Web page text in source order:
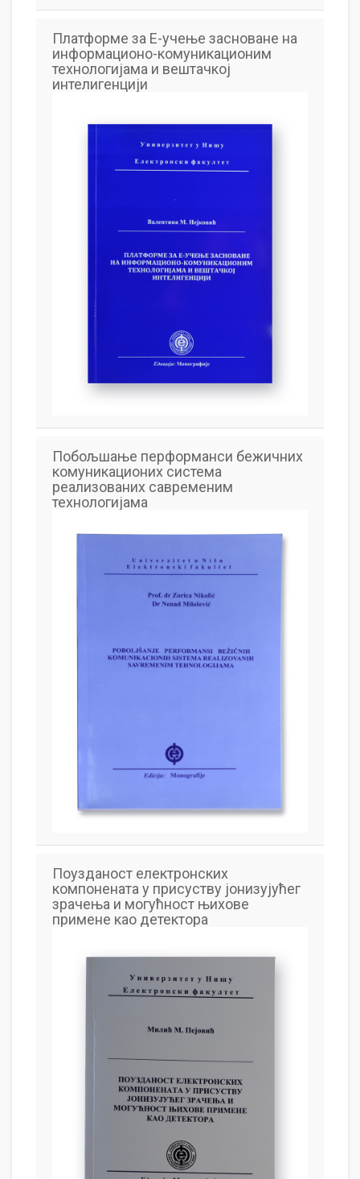
Платформе за Е-учење засноване на
информационо-комуникационим
технологијама и вештачкој
интелигенцији
Побољшање перформанси бежичних
комуникационих система
реализованих савременим
технологијама
Поузданост електронских
компонената у присуству јонизујућег
зрачења и могућност њихове
примене као детектора